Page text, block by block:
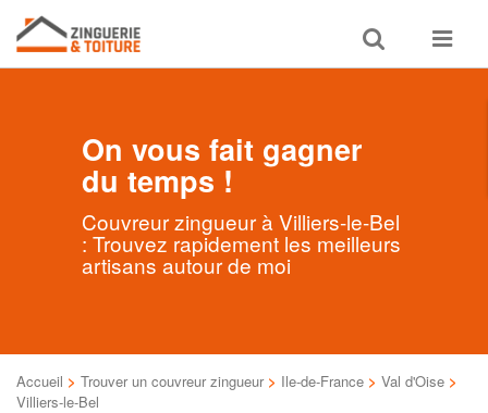
Toggle
search
Toggle
On vous fait gagner
du temps !
Couvreur zingueur à Villiers-le-Bel
: Trouvez rapidement les meilleurs
artisans autour de moi
Accueil > Trouver un couvreur zingueur > Ile-de-France > Val d'Oise >
Villiers-le-Bel